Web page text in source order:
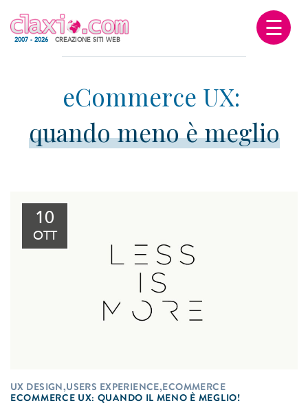
2007 - 2026 CREAZIONE SITI WEB ☰
quando meno è meglio
10
OTT
UX DESIGN,USERS EXPERIENCE,ECOMMERCE
ECOMMERCE UX: QUANDO IL MENO È MEGLIO!